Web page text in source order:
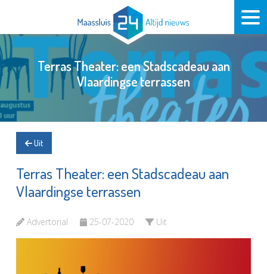
Terras Theater: een Stadscadeau aan
Vlaardingse terrassen
Uit
Terras Theater: een Stadscadeau aan
Vlaardingse terrassen
Advertorial 25-07-2020 Uit